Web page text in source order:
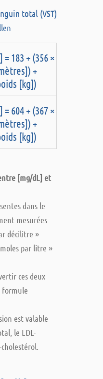
total (VST)
= 183 + (356 ×
+
[kg])
= 604 + (367 ×
+
[kg])
[mg/dL] et
dans le
mesurées
décilitre »
par litre »
ces deux
est valable
le LDL-